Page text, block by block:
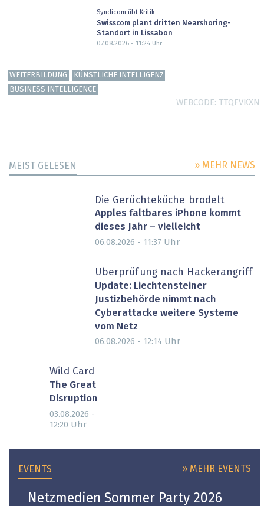
Syndicom übt Kritik
Swisscom plant dritten Nearshoring-
Standort in Lissabon
07.08.2026 - 11:24Uhr
WEITERBILDUNG
KÜNSTLICHE INTELLIGENZ
BUSINESS INTELLIGENCE
WEBCODE TTQFVKXN
MEIST GELESEN » MEHR NEWS
Die Gerüchteküche brodelt
Apples faltbares iPhone kommt
dieses Jahr – vielleicht
06.08.2026 - 11:37 Uhr
Überprüfung nach Hackerangriff
Update: Liechtensteiner
Justizbehörde nimmt nach
Cyberattacke weitere Systeme
vom Netz
06.08.2026 - 12:14 Uhr
Wild Card
The Great
Disruption
03.08.2026 -
12:20 Uhr
EVENTS » MEHR EVENTS
Netzmedien Sommer Party 2026